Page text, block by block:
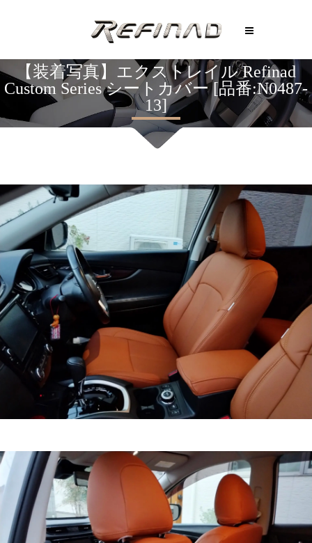
【装着写真】エクストレイル Refinad
Custom Series シートカバー [品番:N0487-
13]